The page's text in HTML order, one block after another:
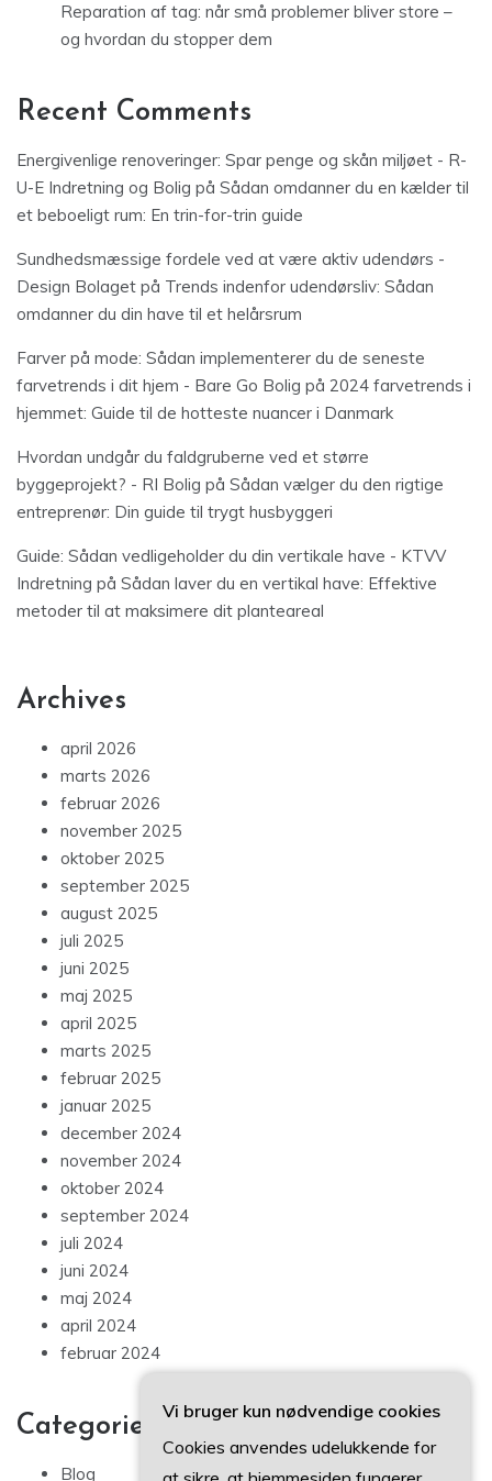
Reparation af tag: når små problemer bliver store –
og hvordan du stopper dem
Recent Comments
Energivenlige renoveringer: Spar penge og skån miljøet - R-
U-E Indretning og Bolig på Sådan omdanner du en kælder til
et beboeligt rum: En trin-for-trin guide
Sundhedsmæssige fordele ved at være aktiv udendørs -
Design Bolaget på Trends indenfor udendørsliv: Sådan
omdanner du din have til et helårsrum
Farver på mode: Sådan implementerer du de seneste
farvetrends i dit hjem - Bare Go Bolig på 2024 farvetrends i
hjemmet: Guide til de hotteste nuancer i Danmark
Hvordan undgår du faldgruberne ved et større
byggeprojekt? - RI Bolig på Sådan vælger du den rigtige
entreprenør: Din guide til trygt husbyggeri
Guide: Sådan vedligeholder du din vertikale have - KTVV
Indretning på Sådan laver du en vertikal have: Effektive
metoder til at maksimere dit planteareal
Archives
april 2026
marts 2026
februar 2026
november 2025
oktober 2025
september 2025
august 2025
juli 2025
juni 2025
maj 2025
april 2025
marts 2025
februar 2025
januar 2025
december 2024
november 2024
oktober 2024
september 2024
juli 2024
juni 2024
maj 2024
april 2024
februar 2024
Categories
Blog
Vi bruger kun nødvendige cookies
Cookies anvendes udelukkende for